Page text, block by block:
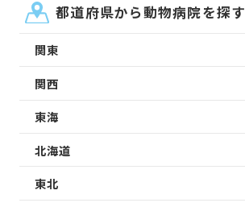
都道府県から動物病院を探す
関東
関西
東海
北海道
東北